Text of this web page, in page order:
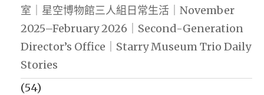
室｜星空博物館三人組日常生活｜November
2025–February 2026｜Second-Generation
Director’s Office｜Starry Museum Trio Daily
Stories
(54)